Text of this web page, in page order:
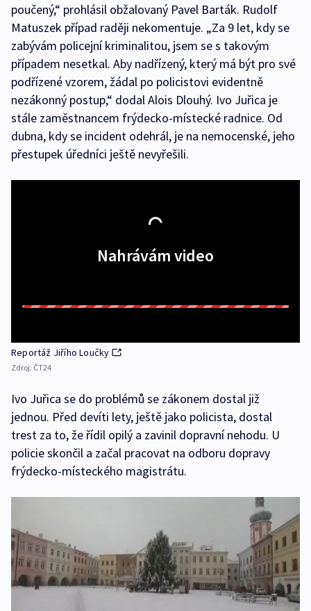
poučený,“ prohlásil obžalovaný Pavel Barták. Rudolf
Matuszek případ raději nekomentuje. „Za 9 let, kdy se
zabývám policejní kriminalitou, jsem se s takovým
případem nesetkal. Aby nadřízený, který má být pro své
podřízené vzorem, žádal po policistovi evidentně
nezákonný postup,“ dodal Alois Dlouhý. Ivo Juřica je
stále zaměstnancem frýdecko-místecké radnice. Od
dubna, kdy se incident odehrál, je na nemocenské, jeho
přestupek úředníci ještě nevyřešili.
Nahrávám video
Reportáž Jiřího Loučky
Zdroj: ČT24
Ivo Juřica se do problémů se zákonem dostal již
jednou. Před devíti lety, ještě jako policista, dostal
trest za to, že řídil opilý a zavinil dopravní nehodu. U
policie skončil a začal pracovat na odboru dopravy
frýdecko-místeckého magistrátu.